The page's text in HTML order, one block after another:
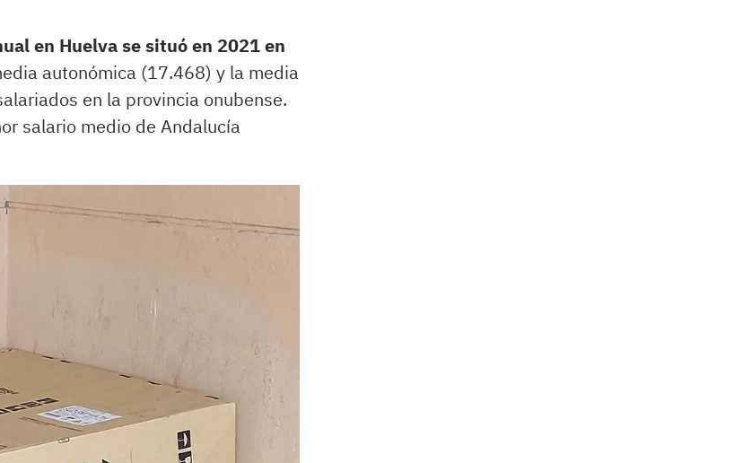
en Huelva se situó en 2021 en
autonómica (17.468) y la media
en la provincia onubense.
salario medio de Andalucía